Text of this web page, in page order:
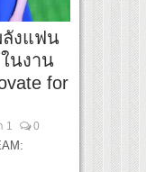
ลังแฟน
นงาน
for
1 0